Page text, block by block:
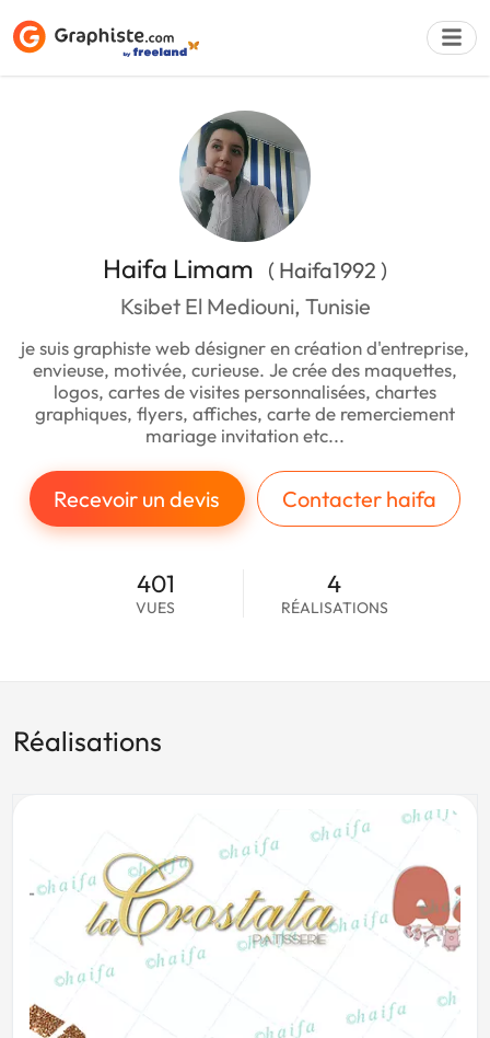
Haifa Limam ( Haifa1992 )
Ksibet El Mediouni, Tunisie
je suis graphiste web désigner en création d'entreprise,
envieuse, motivée, curieuse. Je crée des maquettes,
logos, cartes de visites personnalisées, chartes
graphiques, flyers, affiches, carte de remerciement
mariage invitation etc...
Recevoir un devis Contacter haifa
401
VUES
4
RÉALISATIONS
Réalisations